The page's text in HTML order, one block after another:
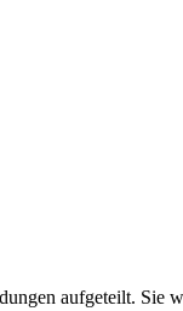
aufgeteilt. Sie